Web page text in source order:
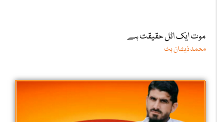
موت ایک اٹل حقیقت ہے
محمد ذیشان بٹ